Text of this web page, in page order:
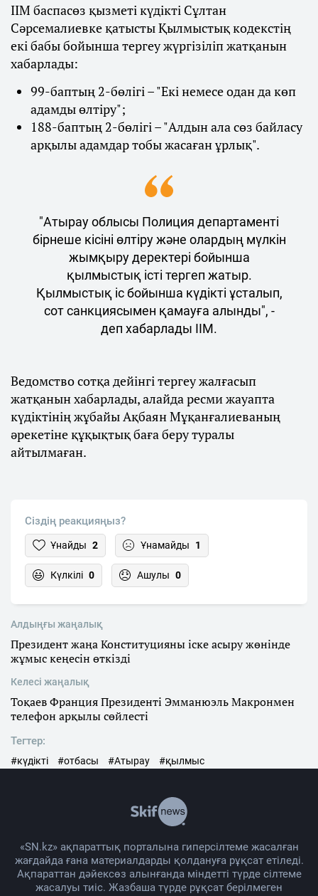
ІІМ баспасөз қызметі күдікті Сұлтан
Сәрсемалиевке қатысты Қылмыстық кодекстің
екі бабы бойынша тергеу жүргізіліп жатқанын
хабарлады:
99-баптың 2-бөлігі – "Екі немесе одан да көп
адамды өлтіру";
188-баптың 2-бөлігі – "Алдын ала сөз байласу
арқылы адамдар тобы жасаған ұрлық".
"Атырау облысы Полиция департаменті
бірнеше кісіні өлтіру және олардың мүлкін
жымқыру деректері бойынша
қылмыстық істі тергеп жатыр.
Қылмыстық іс бойынша күдікті ұсталып,
сот санкциясымен қамауға алынды", -
деп хабарлады ІІМ.
Ведомство сотқа дейінгі тергеу жалғасып
жатқанын хабарлады, алайда ресми жауапта
күдіктінің жұбайы Ақбаян Мұқанғалиеваның
әрекетіне құқықтық баға беру туралы
айтылмаған.
Сіздің реакцияңыз?
Ұнайды 2 Ұнамайды 1
Күлкілі 0 Ашулы 0
Алдыңғы жаңалық
Президент жаңа Конституцияны іске асыру жөнінде
жұмыс кеңесін өткізді
Келесі жаңалық
Тоқаев Франция Президенті Эмманюэль Макронмен
телефон арқылы сөйлесті
Тегтер:
#күдікті #отбасы #Атырау #қылмыс
«SN.kz» ақпараттық порталына гиперсілтеме жасалған
жағдайда ғана материалдарды қолдануға рұқсат етіледі.
Ақпараттан дәйексөз алынғанда міндетті түрде сілтеме
жасалуы тиіс. Жазбаша түрде рұқсат берілмеген